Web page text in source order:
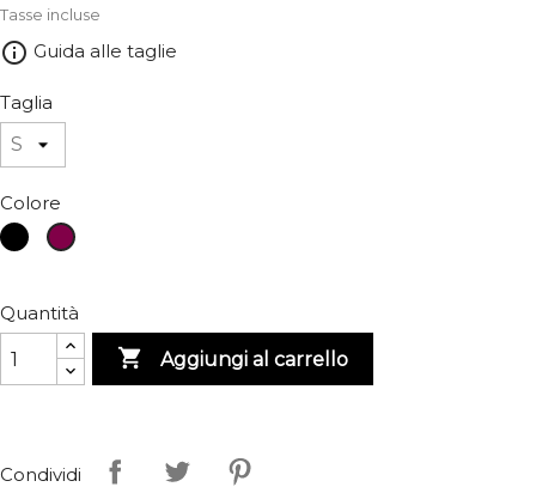
Tasse incluse
info_outline Guida alle taglie
Taglia
Colore
NeroBordeaux
Quantità
 Aggiungi al carrello
Condividi